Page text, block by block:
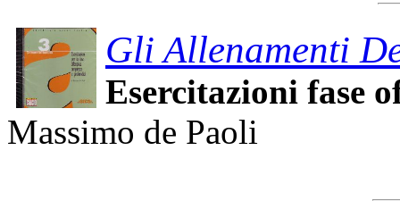
Gli Allenamenti
Esercitazioni fase
Massimo de Paoli